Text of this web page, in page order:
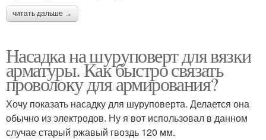
читать дальше →
Насадка на шуруповерт для вязки
арматуры. Как быстро связать
проволоку для армирования?
Хочу показать насадку для шуруповерта. Делается она
обычно из электродов. Ну я вот использовал в данном
случае старый ржавый гвоздь 120 мм.